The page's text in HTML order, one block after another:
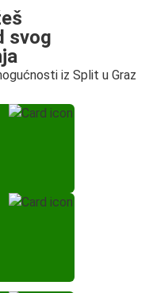
svog
iz Split u Graz